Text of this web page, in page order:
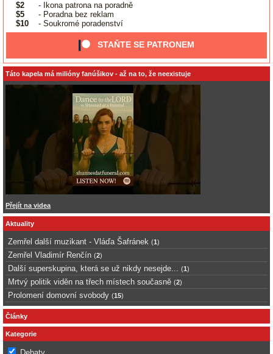
$2
- Ikona patrona na poradně
$5
- Poradna bez reklam
$10
- Soukromé poradenství
STAŇTE SE PATRONEM
Táto kapela má milióny fanúšikov - až na to, že neexistuje
Přejít na videa
Aktuality
Zemřel další muzikant - Vláďa Šafránek (1)
Zemřel Vladimír Renčín (2)
Další superskupina, která se už nikdy nesejde... (1)
Mrtvý politik viděn na třech místech současně (2)
Prolomení domovní svobody (15)
Články
Kategorie